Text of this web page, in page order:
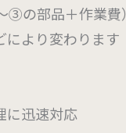
③の部品＋作業費）
り変わります
に迅速対応